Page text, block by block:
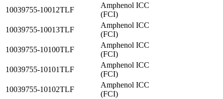
10039755-10012TLF
Amphenol ICC
(FCI)
10039755-10013TLF
Amphenol ICC
(FCI)
10039755-10100TLF
Amphenol ICC
(FCI)
10039755-10101TLF
Amphenol ICC
(FCI)
10039755-10102TLF
Amphenol ICC
(FCI)